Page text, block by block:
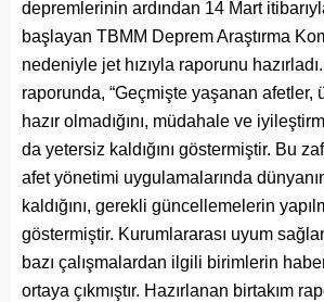
depremlerinin ardından 14 Mart
başlayan TBMM Deprem Araştırma
nedeniyle jet hızıyla raporunu
raporunda, “Geçmişte yaşanan afetler,
hazır olmadığını, müdahale ve
da yetersiz kaldığını göstermiştir. Bu
afet yönetimi uygulamalarında
kaldığını, gerekli güncellemelerin
göstermiştir. Kurumlararası uyum
bazı çalışmalardan ilgili birimlerin
ortaya çıkmıştır. Hazırlanan birtakım